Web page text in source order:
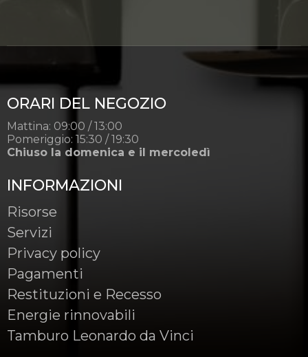
ORARI DEL NEGOZIO
Mattina: 09:00 / 13:00
Pomeriggio: 15:30 / 19:30
Chiuso la domenica e il mercoledì
INFORMAZIONI
Risorse
Servizi
Privacy policy
Pagamenti
Restituzioni e Recesso
Energie rinnovabili
Tamburo Leonardo da Vinci